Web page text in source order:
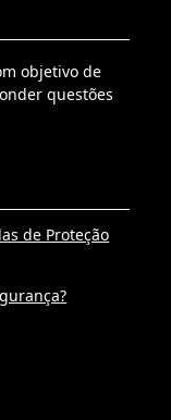
objetivo de
questões
de Proteção